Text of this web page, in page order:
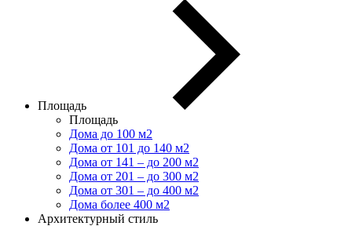
Площадь
Площадь
Дома до 100 м2
Дома от 101 до 140 м2
Дома от 141 – до 200 м2
Дома от 201 – до 300 м2
Дома от 301 – до 400 м2
Дома более 400 м2
Архитектурный стиль